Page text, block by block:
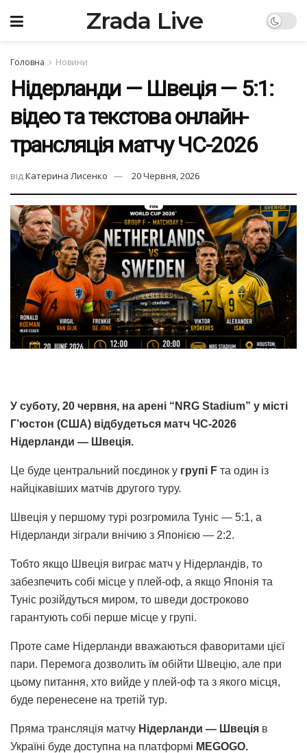
Zrada Live
Головна Новини
Нідерланди — Швеція — 5:1:
відео та текстова онлайн-
трансляція матчу ЧС-2026
відКатерина Лисенко 20 Червня, 2026
У суботу, 20 червня, на арені “NRG Stadium” у місті
Г’юстон (США) відбудеться матч ЧС-2026
Нідерланди — Швеція.
Це буде центральний поєдинок у групі F та один із
найцікавіших матчів другого туру.
Швеція у першому турі розгромила Туніс — 5:1, а
Нідерланди зіграли внічию з Японією — 2:2.
Тобто якщо Швеція виграє матч у Нідерландів, то
забезпечить собі місце у плей-оф, а якщо Японія та
Туніс розійдуться миром, то шведи достроково
гарантують собі перше місце у групі.
Проте саме Нідерланди вважаються фаворитами цієї
пари. Перемога дозволить їм обійти Швецію, але при
цьому питання, хто вийде у плей-оф та з якого місця,
буде перенесене на третій тур.
Пряма трансляція матчу Нідерланди — Швеція в
Україні буде доступна на платформі MEGOGO.